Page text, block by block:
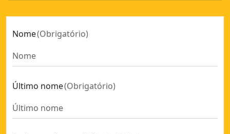
Nome(Obrigatório)
Último nome(Obrigatório)